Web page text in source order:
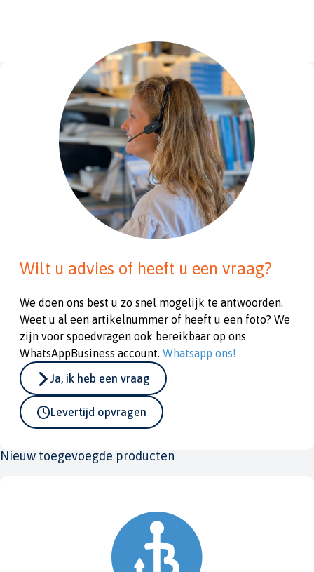
Wilt u advies of heeft u een vraag?
We doen ons best u zo snel mogelijk te antwoorden.
Weet u al een artikelnummer of heeft u een foto? We
zijn voor spoedvragen ook bereikbaar op ons
WhatsAppBusiness account. Whatsapp ons!
Ja, ik heb een vraag
Levertijd opvragen
Nieuw toegevoegde producten